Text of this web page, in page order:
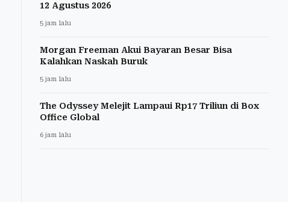
12 Agustus 2026
5 jam lalu
Morgan Freeman Akui Bayaran Besar Bisa
Kalahkan Naskah Buruk
5 jam lalu
The Odyssey Melejit Lampaui Rp17 Triliun di Box
Office Global
6 jam lalu